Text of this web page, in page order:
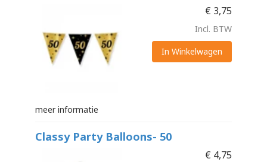
€ 3,75
Incl. BTW
In Winkelwagen
meer informatie
Classy Party Balloons- 50
€ 4,75